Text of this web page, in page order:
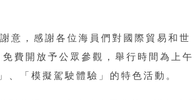
意，感謝各位海員們對國際貿易和世
費開放予公眾參觀，舉行時間為上午
「模擬駕駛體驗」的特色活動。